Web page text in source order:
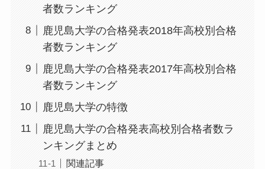
者数ランキング
鹿児島大学の合格発表2018年高校別合格
者数ランキング
鹿児島大学の合格発表2017年高校別合格
者数ランキング
鹿児島大学の特徴
鹿児島大学の合格発表高校別合格者数ラ
ンキングまとめ
関連記事